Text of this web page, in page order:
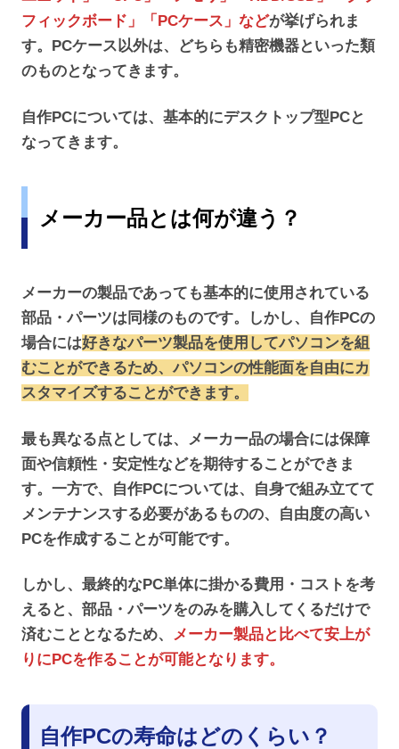
フィックボード」「PCケース」などが挙げられま
す。PCケース以外は、どちらも精密機器といった類
のものとなってきます。
自作PCについては、基本的にデスクトップ型PCと
なってきます。
メーカー品とは何が違う？
メーカーの製品であっても基本的に使用されている
部品・パーツは同様のものです。しかし、自作PCの
場合には好きなパーツ製品を使用してパソコンを組
むことができるため、パソコンの性能面を自由にカ
スタマイズすることができます。
最も異なる点としては、メーカー品の場合には保障
面や信頼性・安定性などを期待することができま
す。一方で、自作PCについては、自身で組み立てて
メンテナンスする必要があるものの、自由度の高い
PCを作成することが可能です。
しかし、最終的なPC単体に掛かる費用・コストを考
えると、部品・パーツをのみを購入してくるだけで
済むこととなるため、 メーカー製品と比べて安上が
りにPCを作ることが可能となります。
自作PCの寿命はどのくらい？